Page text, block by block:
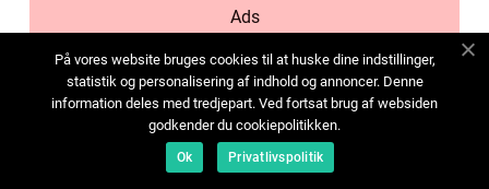
Ads
Cookies
Contact
Sitemap
På vores website bruges cookies til at huske dine indstillinger,
statistik og personalisering af indhold og annoncer. Denne
information deles med tredjepart. Ved fortsat brug af websiden
godkender du cookiepolitikken.
Ok Privatlivspolitik